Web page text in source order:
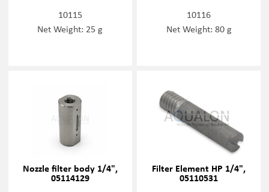
10115
Net Weight: 25 g
10116
Net Weight: 80 g
Nozzle filter body 1/4",
05114129
Filter Element HP 1/4",
05110531